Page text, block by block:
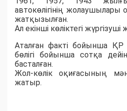
автокөлігінің жолаушылары
жатқызылған.
Ал екінші көліктегі жүргізуші
Аталған факті бойынша
бөлігі бойынша сотқа
басталған.
Жол-көлік оқиғасының
жатыр.